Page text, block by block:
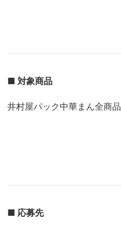
■ 対象商品
井村屋パック中華まん全商品
■ 応募先